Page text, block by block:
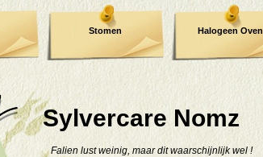
Sylvercare Nomz
Falien lust weinig, maar dit waarschijnlijk wel !
Stomen Halogeen Oven